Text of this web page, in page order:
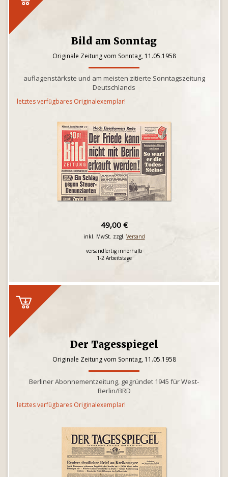
Bild am Sonntag
Originale Zeitung vom Sonntag, 11.05.1958
auflagenstärkste und am meisten zitierte Sonntagszeitung
Deutschlands
letztes verfügbares Originalexemplar!
49,00 €
inkl. MwSt. zzgl. Versand
versandfertig innerhalb
1-2 Arbeitstage
Der Tagesspiegel
Originale Zeitung vom Sonntag, 11.05.1958
Berliner Abonnementzeitung, gegründet 1945 für West-
Berlin/BRD
letztes verfügbares Originalexemplar!